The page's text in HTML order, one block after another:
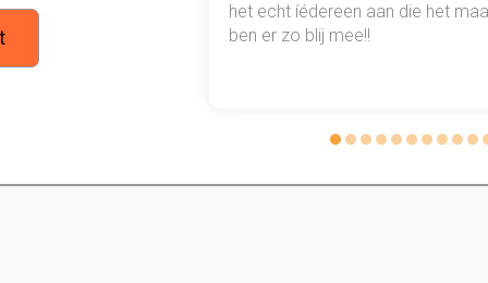
Dit is een preview. Er zijn 1 andere flashcards beschikbaar voor
Laat hier meer flashcards zien
gewoon
het echt íédereen aan die het
ben er zo blij mee!!